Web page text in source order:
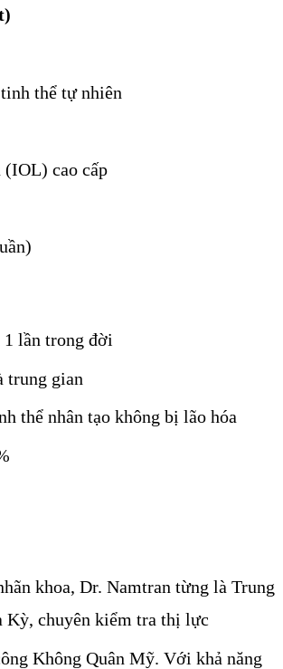
thể tự nhiên
(IOL) cao cấp
lần trong đời
trung gian
thể nhân tạo không bị lão hóa
khoa, Dr. Namtran từng là Trung
Kỳ, chuyên kiểm tra thị lực
Không Quân Mỹ. Với khả năng